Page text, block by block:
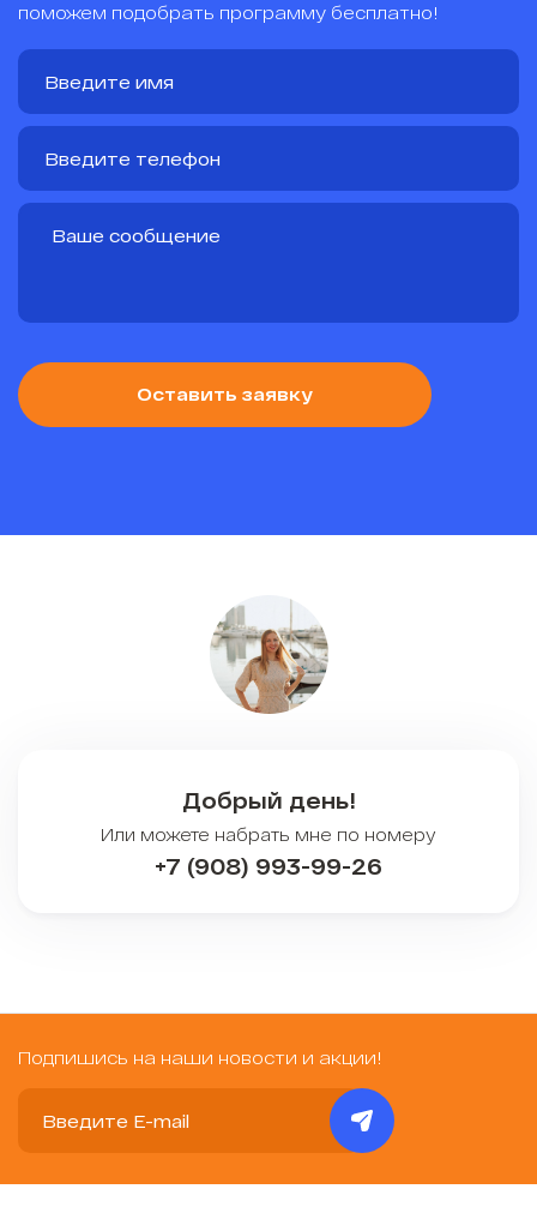
поможем подобрать программу бесплатно!
Оставить заявку
Добрый день!
Или можете набрать мне по номеру
+7 (908) 993-99-26
Подпишись на наши новости и акции!